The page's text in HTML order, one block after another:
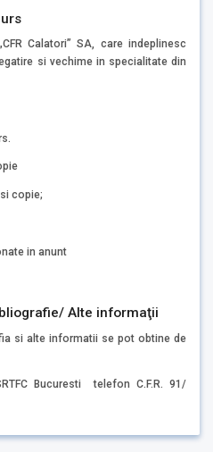
Calatori” SA, care indeplinesc
si vechime in specialitate din
copie;
in anunt
Alte informaţii
si alte informatii se pot obtine de
Bucuresti telefon C.F.R. 91/